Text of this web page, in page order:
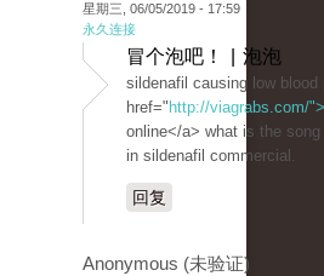
星期三, 06/05/2019 - 17:59
永久连接
冒个泡吧！ | 泡泡
sildenafil causing low blood
href=" http://viagrabs.com/
online</a> what is the song
in sildenafil commercial.
回复
Anonymous (未验证)